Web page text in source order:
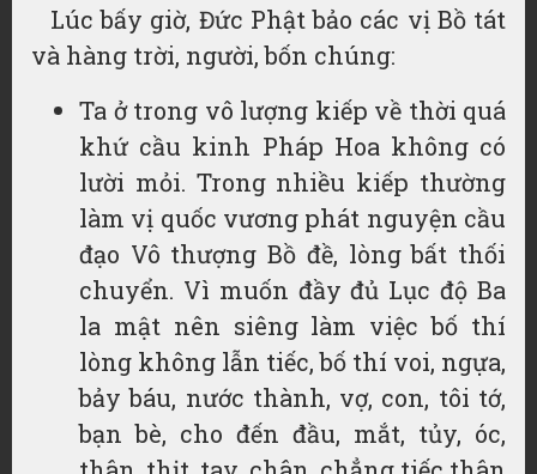
Lúc bấy giờ, Đức Phật bảo các vị Bồ tát
và hàng trời, người, bốn chúng:
Ta ở trong vô lượng kiếp về thời quá
khứ cầu kinh Pháp Hoa không có
lười mỏi. Trong nhiều kiếp thường
làm vị quốc vương phát nguyện cầu
đạo Vô thượng Bồ đề, lòng bất thối
chuyển. Vì muốn đầy đủ Lục độ Ba
la mật nên siêng làm việc bố thí
lòng không lẫn tiếc, bố thí voi, ngựa,
bảy báu, nước thành, vợ, con, tôi tớ,
bạn bè, cho đến đầu, mắt, tủy, óc,